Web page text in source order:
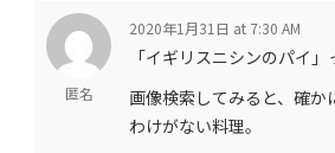
匿名
2020年1月31日 at 7:30 AM
「イギリスニシンのパイ
画像検索してみると、確か
わけがない料理。